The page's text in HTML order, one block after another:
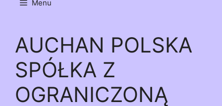
Menu
AUCHAN POLSKA
SPÓŁKA Z
OGRANICZONĄ